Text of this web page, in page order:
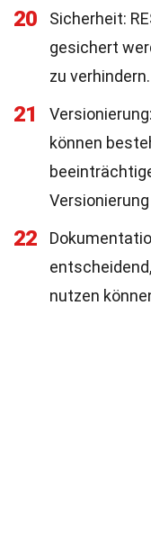
20
Sicherheit:
gesichert
zu verhindern.
21
können
22
nutzen